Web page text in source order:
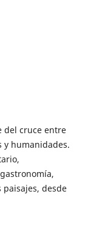
del cruce entre
y humanidades.
desde